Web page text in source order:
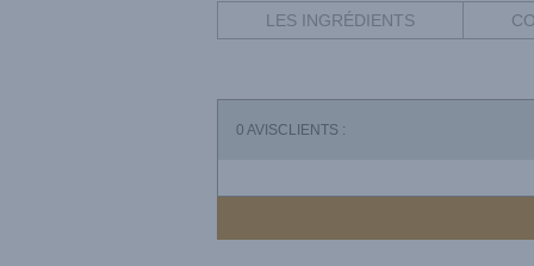
LES INGRÉDIENTS
0 AVISCLIENTS :